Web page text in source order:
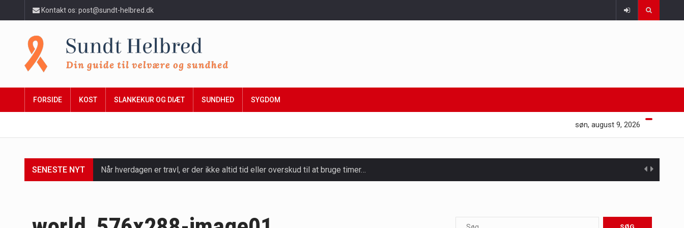
Kontakt os: post@sundt-helbred.dk
FORSIDE KOST SLANKEKUR OG DIÆT SUNDHED SYGDOM
søn, august 9, 2026
SENESTE NYT Når hverdagen er travl, er der ikke altid tid eller overskud til at bruge timer…
Mælkesyrebakterier er små, men utroligt kraftfulde mikroorganismer, der spiller en afgørende rolle i at opretholde…